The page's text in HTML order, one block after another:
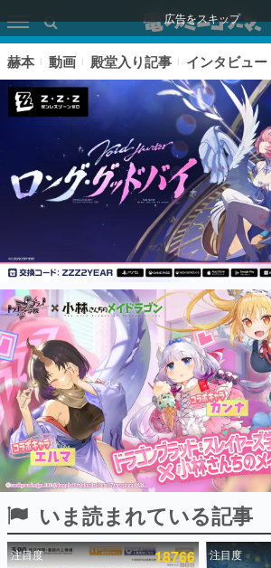
広告をスキップ
ピックアップ
電ファミのいま読まれている記事ランキング
アプリセール情報
インタビュー
連載・特集一覧
殿堂入り記事
SNS拡散数が数千以上！ ページビ
ど。多くの人々に読まれた、電フ
事をまとめました。
赫本 動画 殿堂入り記事 インタビュー
いま読まれている記事
注目度 18766 注目度